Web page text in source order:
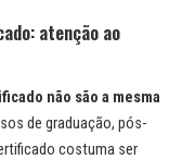
atenção ao
não são a mesma
de graduação, pós-
costuma ser